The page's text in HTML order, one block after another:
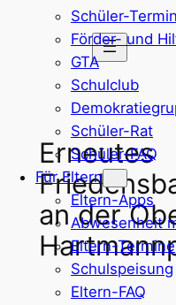
springen
Schüler-
Förder- und
GTA
Schulclub
Schüler-Rat
Schüler-FAQ
Für Eltern
Eltern-Apps
Abwesenheit
Eltern-Termine
Schulspeisung
Eltern-FAQ
Erneutes
an der